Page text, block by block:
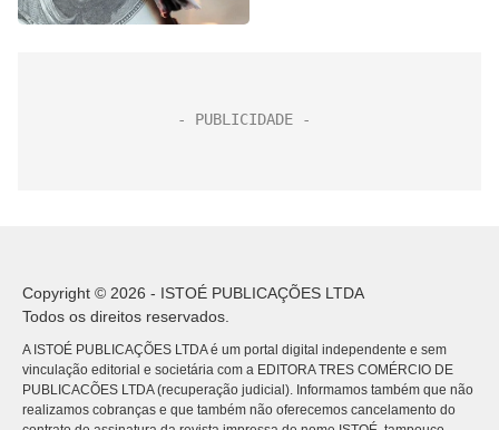
Copyright © 2026 - ISTOÉ PUBLICAÇÕES LTDA
Todos os direitos reservados.
A ISTOÉ PUBLICAÇÕES LTDA é um portal digital independente e sem
vinculação editorial e societária com a EDITORA TRES COMÉRCIO DE
PUBLICACÕES LTDA (recuperação judicial). Informamos também que não
realizamos cobranças e que também não oferecemos cancelamento do